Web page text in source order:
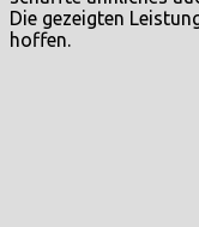
Die gezeigten
hoffen.